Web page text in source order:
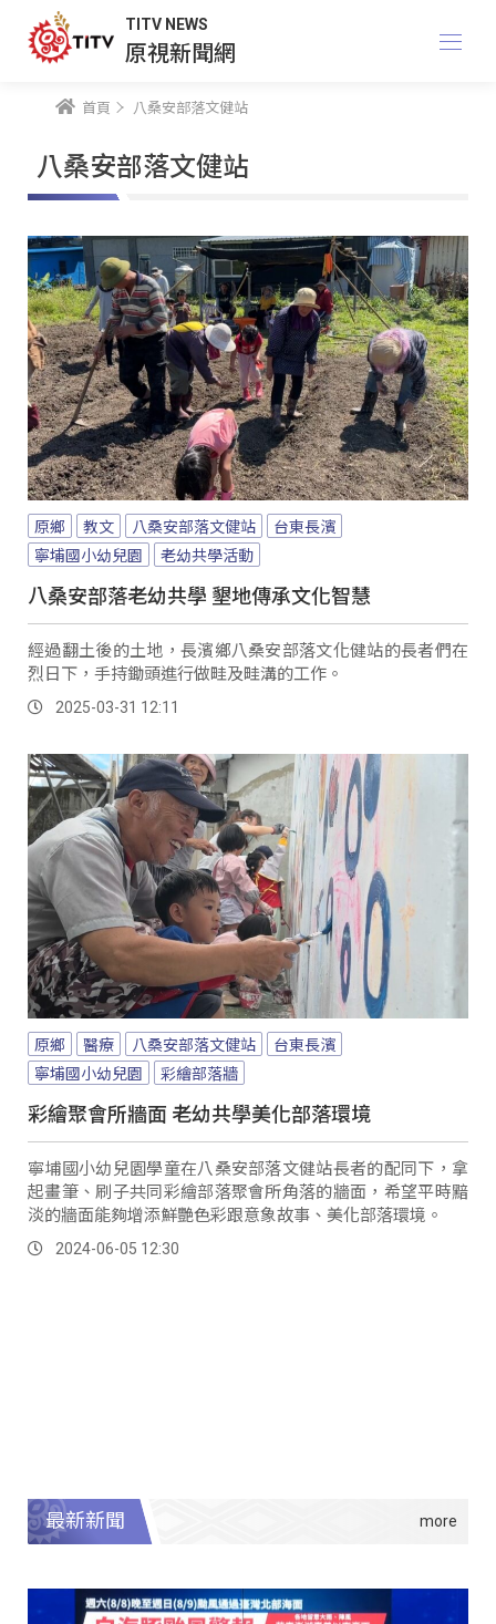
TITV NEWS
原視新聞網
首頁 八桑安部落文健站
八桑安部落文健站
原鄉 教文 八桑安部落文健站
台東長濱
寧埔國小幼兒園
老幼共學活動
八桑安部落老幼共學 墾地傳承文化智慧
經過翻土後的土地，長濱鄉八桑安部落文化健站的長者們在
烈日下，手持鋤頭進行做畦及畦溝的工作。
2025-03-31 12:11
原鄉 醫療 八桑安部落文健站
台東長濱
寧埔國小幼兒園
彩繪部落牆
彩繪聚會所牆面 老幼共學美化部落環境
寧埔國小幼兒園學童在八桑安部落文健站長者的配同下，拿
起畫筆、刷子共同彩繪部落聚會所角落的牆面，希望平時黯
淡的牆面能夠增添鮮艷色彩跟意象故事、美化部落環境。
2024-06-05 12:30
最新新聞